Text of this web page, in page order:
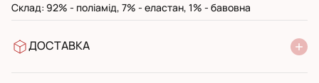
Cклад: 92% - поліамід, 7% - еластан, 1% - бавовна
ДОСТАВКА
УкрПошта стандарт